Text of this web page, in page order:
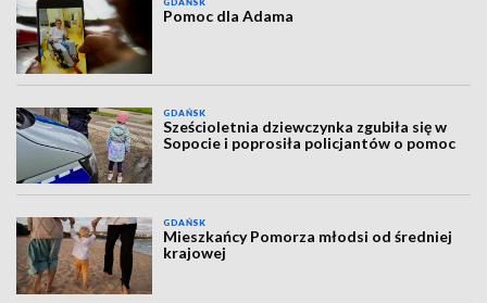
GDAŃSK
Pomoc dla Adama
GDAŃSK
Sześcioletnia dziewczynka zgubiła się w
Sopocie i poprosiła policjantów o pomoc
GDAŃSK
Mieszkańcy Pomorza młodsi od średniej
krajowej